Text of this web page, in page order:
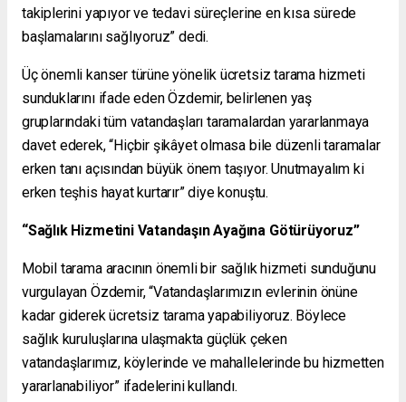
takiplerini yapıyor ve tedavi süreçlerine en kısa sürede
başlamalarını sağlıyoruz” dedi.
Üç önemli kanser türüne yönelik ücretsiz tarama hizmeti
sunduklarını ifade eden Özdemir, belirlenen yaş
gruplarındaki tüm vatandaşları taramalardan yararlanmaya
davet ederek, “Hiçbir şikâyet olmasa bile düzenli taramalar
erken tanı açısından büyük önem taşıyor. Unutmayalım ki
erken teşhis hayat kurtarır” diye konuştu.
“Sağlık Hizmetini Vatandaşın Ayağına Götürüyoruz”
Mobil tarama aracının önemli bir sağlık hizmeti sunduğunu
vurgulayan Özdemir, “Vatandaşlarımızın evlerinin önüne
kadar giderek ücretsiz tarama yapabiliyoruz. Böylece
sağlık kuruluşlarına ulaşmakta güçlük çeken
vatandaşlarımız, köylerinde ve mahallelerinde bu hizmetten
yararlanabiliyor” ifadelerini kullandı.